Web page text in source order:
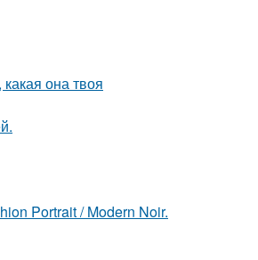
она твоя
Portrait / Modern Noir.